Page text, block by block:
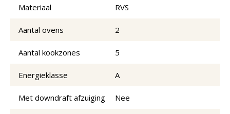
Materiaal RVS
Aantal ovens 2
Aantal kookzones 5
Energieklasse A
Met downdraft afzuiging Nee